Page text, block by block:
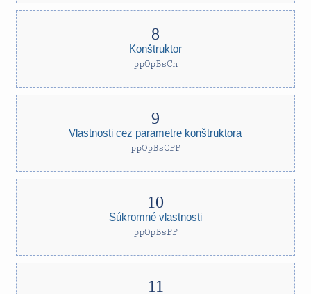
Konštruktor
ppOpBsCn
Vlastnosti cez parametre konštruktora
ppOpBsCPP
Súkromné vlastnosti
ppOpBsPP